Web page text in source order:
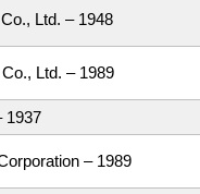
Ltd. – 1948
Ltd. – 1989
1937
– 1989